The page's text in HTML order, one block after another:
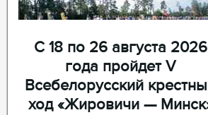
С 18 по 26 августа 2026
года пройдет V
Всебелорусский
ход «Жировичи —